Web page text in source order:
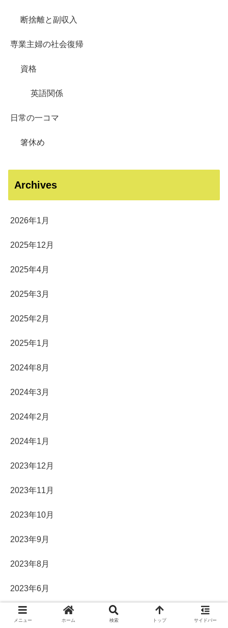
断捨離と副収入
専業主婦の社会復帰
資格
英語関係
日常の一コマ
箸休め
Archives
2026年1月
2025年12月
2025年4月
2025年3月
2025年2月
2025年1月
2024年8月
2024年3月
2024年2月
2024年1月
2023年12月
2023年11月
2023年10月
2023年9月
2023年8月
2023年6月
2023年5月
メニュー ホーム 検索 トップ サイドバー